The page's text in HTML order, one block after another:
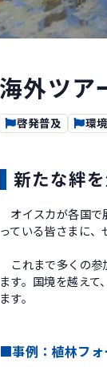
海外ツア
啓発普及 環
新たな絆
オイスカが各国で
っている皆さまに、
これまで多くの参
ます。国境を越え
ます。
■事例：植林フ